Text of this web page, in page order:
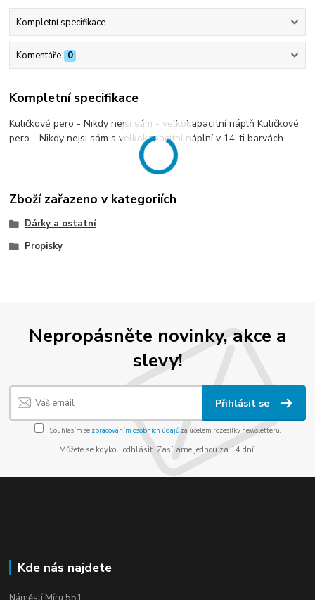
Kompletní specifikace
Komentáře 0
Kompletní specifikace
Kuličkové pero - Nikdy nejsi sám - velkokapacitní náplň Kuličkové
pero - Nikdy nejsi sám s velkokapacitní náplní v 14-ti barvách.
Zboží zařazeno v kategoriích
Dárky a ostatní
Propisky
Nepropásněte novinky, akce a
slevy!
Přihlásit se
Souhlasím se zpracováním osobních údajůza účelem rozesílky newsletteru.
Můžete se kdykoli odhlásit. Zasíláme jednou za 14 dní.
Kde nás najdete